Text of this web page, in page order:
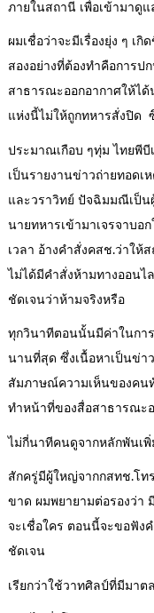
ภายในสถานี เพื่อเข้ามาดูแ
ผมเชื่อว่าจะมีเรื่องยุ่ง ๆ เ
สองอย่างที่ต้องทำคือการป
สาธารณะออกอากาศให้ไ
แห่งนี้ไม่ให้ถูกทหารสั่งปิด
ประมาณเกือบ ๆทุ่ม ไทยพีบี
เป็นรายงานข่าวถ่ายทอด
และวราวิทย์ ปัจฉิมมณีเป็น
นายทหารเข้ามาเจรจาบอ
เวลา อ้างคำสั่งคสช.ว่าให้
ไม่ได้มีคำสั่งห้ามทางออน
ชัดเจนว่าห้ามจริงหรือ
ทุกวินาทีตอนนั้นมีค่าในการ
นานที่สุด ซึ่งเนื้อหาเป็นข่า
สัมภาษณ์ความเห็นของคน
ทำหน้าที่ของสื่อสาธารณะอ
ไม่กี่นาทีคนดูจากหลักพันเ
สักครู่มีผู้ใหญ่จากกสทช.โท
ขาด ผมพยายามต่อรองว่า
จะเชื่อใคร ตอนนี้จะขอฟัง
ชัดเจน
เรียกว่าใช้วาทศิลป์ที่มีมา